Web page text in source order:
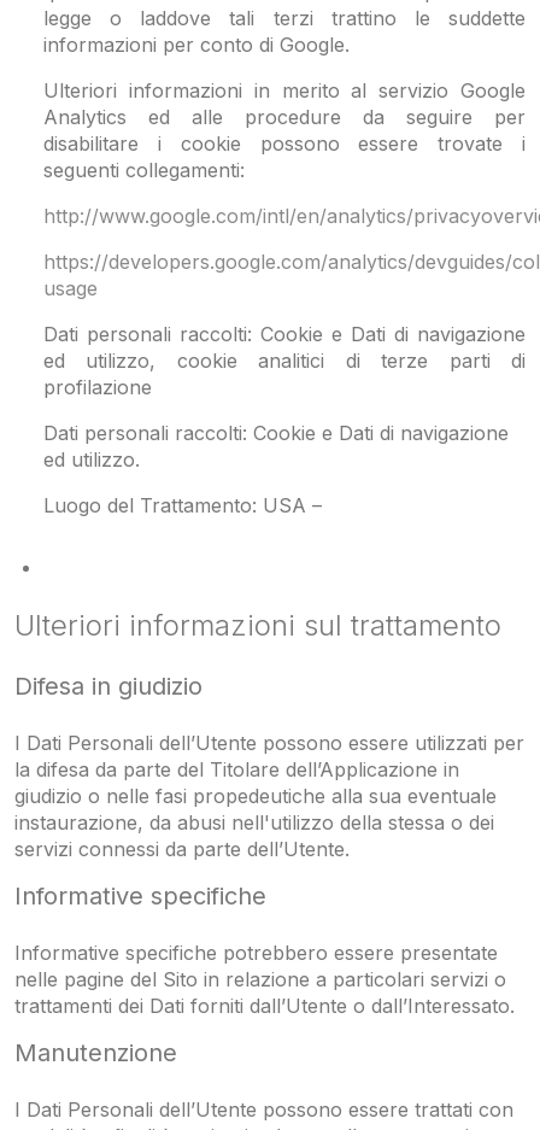
legge o laddove tali terzi trattino le suddette
informazioni per conto di Google.
Ulteriori informazioni in merito al servizio Google
Analytics ed alle procedure da seguire per
disabilitare i cookie possono essere trovate i
seguenti collegamenti:
http://www.google.com/intl/en/analytics/
https://developers.google.com/analytics/devguides/
usage
Dati personali raccolti: Cookie e Dati di navigazione
ed utilizzo, cookie analitici di terze parti di
profilazione
Dati personali raccolti: Cookie e Dati di navigazione
ed utilizzo.
Luogo del Trattamento: USA –
Ulteriori informazioni sul trattamento
Difesa in giudizio
I Dati Personali dell’Utente possono essere utilizzati per
la difesa da parte del Titolare dell’Applicazione in
giudizio o nelle fasi propedeutiche alla sua eventuale
instaurazione, da abusi nell'utilizzo della stessa o dei
servizi connessi da parte dell’Utente.
Informative specifiche
Informative specifiche potrebbero essere presentate
nelle pagine del Sito in relazione a particolari servizi o
trattamenti dei Dati forniti dall’Utente o dall’Interessato.
Manutenzione
I Dati Personali dell’Utente possono essere trattati con